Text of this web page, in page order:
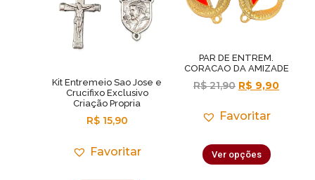
Kit Entremeio Sao Jose e
Crucifixo Exclusivo
Criação Propria
R$15,90
Favoritar
PAR DE ENTREM.
CORACAO DA AMIZADE
R$21,90 R$ 9,90
Favoritar
Ver opções